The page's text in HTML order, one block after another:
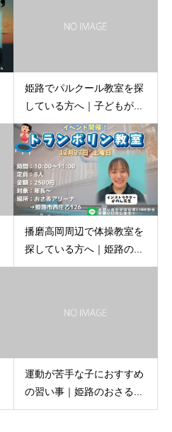
姫路でパルクール教室を探
している方へ｜子どもが...
播磨高岡周辺で体操教室を
探している方へ｜姫路の...
運動が苦手な子におすすめ
の習い事｜姫路のおさる...